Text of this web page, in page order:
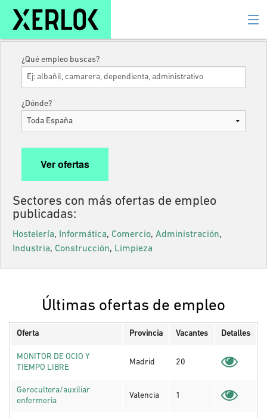
Buscador de empleo
¿Qué empleo buscas?
¿Dónde?
Sectores con más ofertas de empleo
publicadas:
Hostelería, Informática, Comercio, Administración,
Industria, Construcción, Limpieza
Últimas ofertas de empleo
Oferta Provincia Vacantes Detalles
MONITOR DE OCIO Y
TIEMPO LIBRE
Madrid 20
Gerocultora/auxiliar
enfermeria
Valencia 1